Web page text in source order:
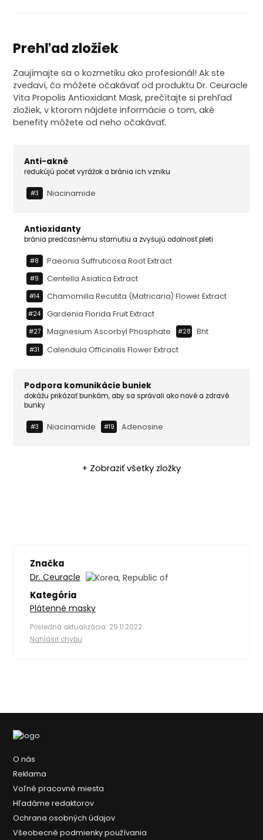
Prehľad zložiek
Zaujímajte sa o kozmetiku ako profesionál! Ak ste
zvedaví, čo môžete očakávať od produktu Dr. Ceuracle
Vita Propolis Antioxidant Mask, prečítajte si prehľad
zložiek, v ktorom nájdete informácie o tom, aké
benefity môžete od neho očakávať.
Anti-akné
redukújú počet vyrážok a bránia ich vzniku
#3 Niacinamide
Antioxidanty
bránia predčasnému starnutiu a zvyšujú odolnosť pleti
#8 Paeonia Suffruticosa Root Extract
#9 Centella Asiatica Extract
#14 Chamomilla Recutita (matricaria) Flower Extract
#24 Gardenia Florida Fruit Extract
#27 Magnesium Ascorbyl Phosphate #28 Bht
#31 Calendula Officinalis Flower Extract
Podpora komunikácie buniek
dokážu prikázať bunkám, aby sa správali ako nové a zdravé
bunky
#3 Niacinamide #19 Adenosine
+ Zobraziť všetky zložky
Značka
Dr. Ceuracle
Kategória
Plátenné masky
Posledná aktualizácia: 29.11.2022
Nahlásiť chybu
O nás
Reklama
Voľné pracovné miesta
Hľadáme redaktorov
Ochrana osobných údajov
Všeobecné podmienky používania